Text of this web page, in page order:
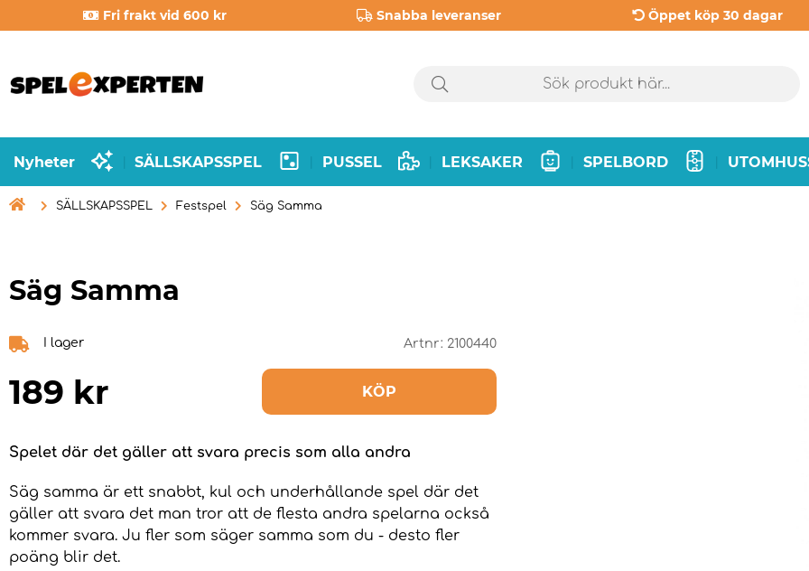
Fri frakt vid 600 kr Snabba leveranser Öppet köp 30 dagar
Nyheter SÄLLSKAPSSPEL PUSSEL LEKSAKER SPELBORD
 SÄLLSKAPSSPEL Festspel Säg Samma
Säg Samma
I lager Artnr: 2100440
189 kr KÖP
Spelet där det gäller att svara precis som alla andra
Säg samma är ett snabbt, kul och underhållande spel där det
gäller att svara det man tror att de flesta andra spelarna också
kommer svara. Ju fler som säger samma som du - desto fler
poäng blir det.